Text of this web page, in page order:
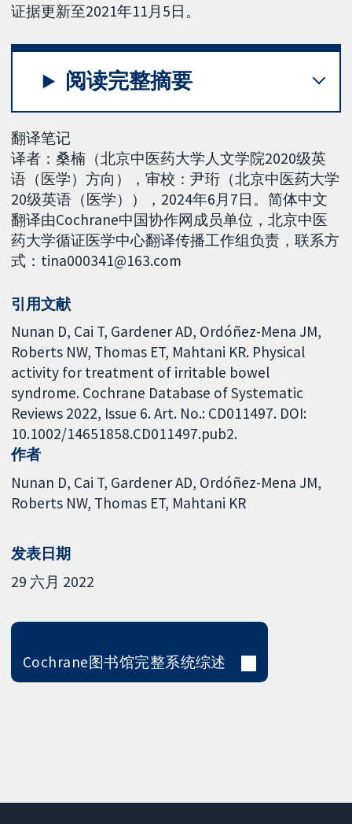
证据更新至2021年11月5日。
阅读完整摘要
翻译笔记
译者：桑楠（北京中医药大学人文学院2020级英
语（医学）方向），审校：尹珩（北京中医药大学
20级英语（医学）），2024年6月7日。简体中文
翻译由Cochrane中国协作网成员单位，北京中医
药大学循证医学中心翻译传播工作组负责，联系方
式：tina000341@163.com
引用文献
Nunan D, Cai T, Gardener AD, Ordóñez-Mena JM,
Roberts NW, Thomas ET, Mahtani KR. Physical
activity for treatment of irritable bowel
syndrome. Cochrane Database of Systematic
Reviews 2022, Issue 6. Art. No.: CD011497. DOI:
10.1002/14651858.CD011497.pub2.
作者
Nunan D Cai T Gardener AD Ordóñez-Mena JM
Roberts NW Thomas ET Mahtani KR
发表日期
29 六月 2022
Cochrane图书馆完整系统综述